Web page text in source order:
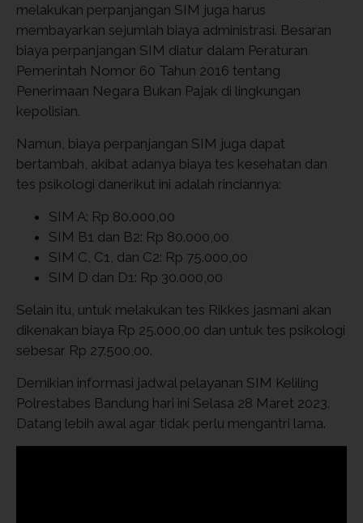
melakukan perpanjangan SIM juga harus
membayarkan sejumlah biaya administrasi. Besaran
biaya perpanjangan SIM diatur dalam Peraturan
Pemerintah Nomor 60 Tahun 2016 tentang
Penerimaan Negara Bukan Pajak di lingkungan
kepolisian.
Namun, biaya perpanjangan SIM juga dapat
bertambah, akibat adanya biaya tes kesehatan dan
tes psikologi danerikut ini adalah rinciannya:
SIM A: Rp 80.000,00
SIM B1 dan B2: Rp 80.000,00
SIM C, C1, dan C2: Rp 75.000,00
SIM D dan D1: Rp 30.000,00
Selain itu, untuk melakukan tes Rikkes jasmani akan
dikenakan biaya Rp 25.000,00 dan untuk tes psikologi
sebesar Rp 27.500,00.
Demikian informasi jadwal pelayanan SIM Keliling
Polrestabes Bandung hari ini Selasa 28 Maret 2023.
Datang lebih awal agar tidak perlu mengantri lama.